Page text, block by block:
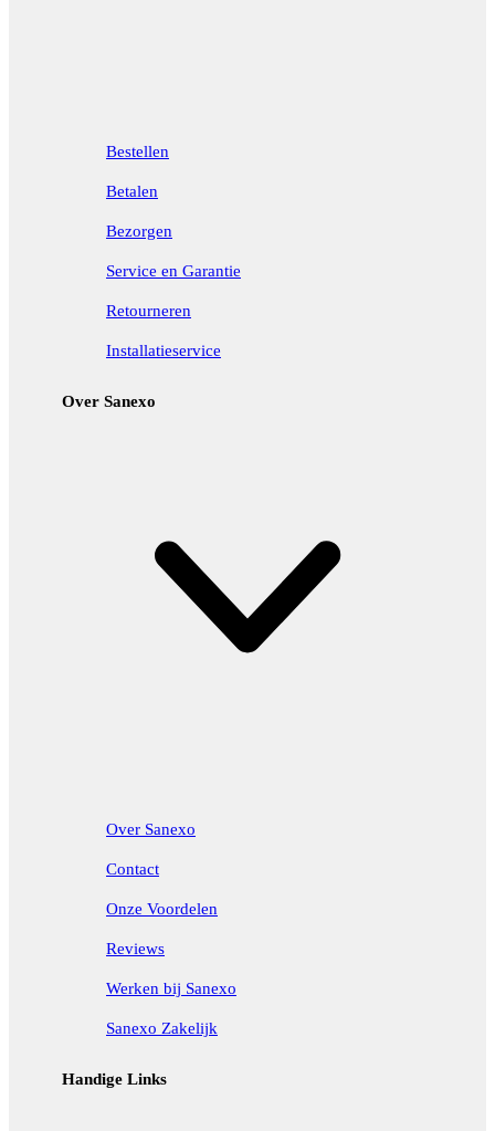
Bestellen
Betalen
Bezorgen
Service en Garantie
Retourneren
Installatieservice
Over Sanexo
Over Sanexo
Contact
Onze Voordelen
Reviews
Werken bij Sanexo
Sanexo Zakelijk
Handige Links